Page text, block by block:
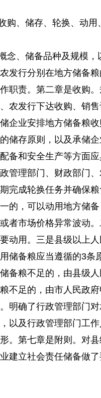
购、储存、轮换、动用、
念、储备品种及规模，
发行分别在地方储备粮
职责。第二章是收购
农发行下达收购、销
企业安排地方储备粮收
储存原则，以及承储企
备和安全生产等方面
管理部门、财政部门、
完成轮换任务并确保粮
的，可以动用地方储备
者市场价格异常波动。
动用。三是县级以上人
储备粮应当遵循的3条
备粮不足的，由县级人
不足的，由市人民政府
明确了行政管理部门对
以及行政管理部门工作
。第七章是附则。对县
建立社会责任储备做